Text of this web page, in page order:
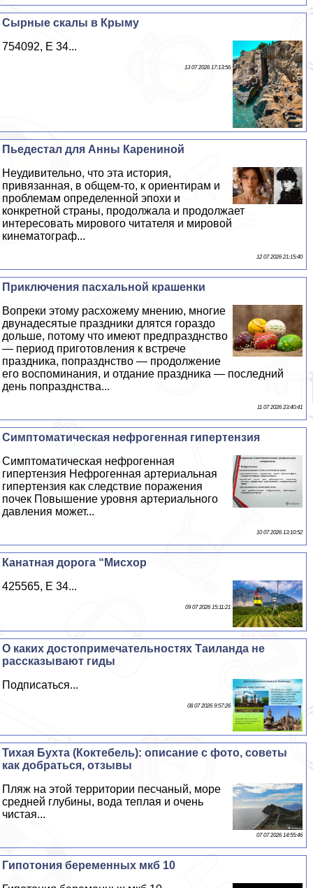
Сырные скалы в Крыму
754092, E 34...
13 07 2026 17:13:56
Пьедестал для Анны Карениной
Неудивительно, что эта история,
привязанная, в общем-то, к ориентирам и
проблемам определенной эпохи и
конкретной страны, продолжала и продолжает
интересовать мирового читателя и мировой
кинематограф...
12 07 2026 21:15:40
Приключения пасхальной крашенки
Вопреки этому расхожему мнению, многие
двунадесятые праздники длятся гораздо
дольше, потому что имеют предпразднство
— период приготовления к встрече
праздника, попразднство — продолжение
его воспоминания, и отдание праздника — последний
день попразднства...
11 07 2026 23:40:41
Симптоматическая нефрогенная гипертензия
Симптоматическая нефрогенная
гипертензия Нефрогенная артериальная
гипертензия как следствие поражения
почек Повышение уровня артериального
давления может...
10 07 2026 13:10:52
Канатная дорога “Мисхор
425565, E 34...
09 07 2026 15:11:21
О каких достопримечательностях Таиланда не
рассказывают гиды
Подписаться...
08 07 2026 9:57:26
Тихая Бухта (Коктебель): описание с фото, советы
как добраться, отзывы
Пляж на этой территории песчаный, море
средней глубины, вода теплая и очень
чистая...
07 07 2026 14:55:46
Гипотония беременных мкб 10